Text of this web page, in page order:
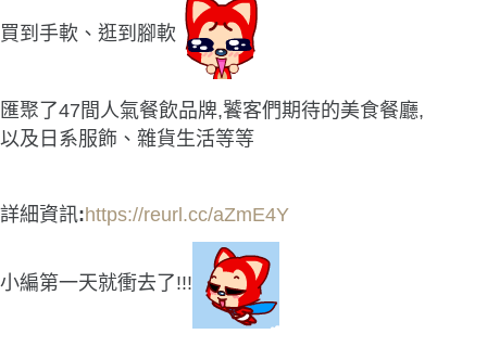
買到手軟、逛到腳軟
匯聚了47間人氣餐飲品牌,饕客們期待的美食餐廳,
以及日系服飾、雜貨生活等等
詳細資訊: https://reurl.cc/aZmE4Y
小編第一天就衝去了!!!